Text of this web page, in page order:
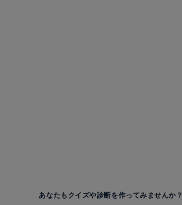
あなたもクイズや診断を作ってみませんか？